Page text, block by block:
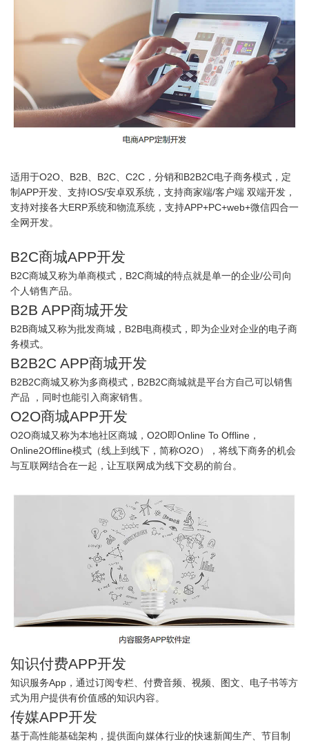
适用于O2O、B2B、B2C、C2C，分销和B2B2C电子商务模式，定
制APP开发、支持IOS/安卓双系统，支持商家端/客户端 双端开发，
支持对接各大ERP系统和物流系统，支持APP+PC+web+微信四合一
全网开发。
B2C商城APP开发
B2C商城又称为单商模式，B2C商城的特点就是单一的企业/公司向
个人销售产品。
B2B APP商城开发
B2B商城又称为批发商城，B2B电商模式，即为企业对企业的电子商
务模式。
B2B2C APP商城开发
B2B2C商城又称为多商模式，B2B2C商城就是平台方自己可以销售
产品 ，同时也能引入商家销售。
O2O商城APP开发
O2O商城又称为本地社区商城，O2O即Online To Offline，
Online2Offline模式（线上到线下，简称O2O），将线下商务的机会
与互联网结合在一起，让互联网成为线下交易的前台。
知识付费APP开发
知识服务App，通过订阅专栏、付费音频、视频、图文、电子书等方
式为用户提供有价值感的知识内容。
传媒APP开发
基于高性能基础架构，提供面向媒体行业的快速新闻生产、节目制